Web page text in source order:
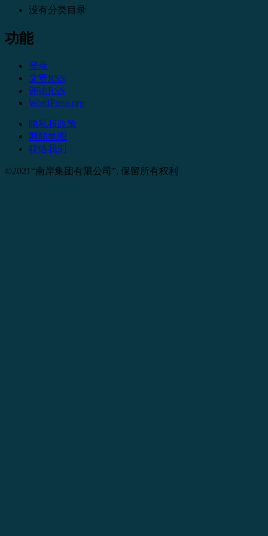
没有分类目录
功能
登录
文章RSS
评论RSS
WordPress.org
隐私权政策
网站地图
联络我们
©2021“南岸集团有限公司”, 保留所有权利